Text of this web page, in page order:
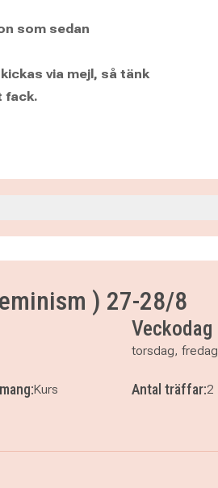
som sedan
via mejl, så tänk
fack.
) 27-28/8
Veckodag
torsdag, fredag
Kurs Antal träffar:2